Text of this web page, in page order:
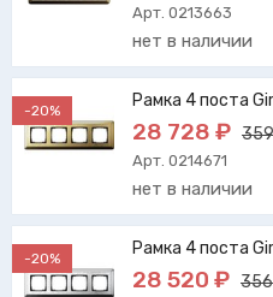
Арт. 0213663
нет в наличии
-20% Рамка 4 поста
28 728 ₽
Арт. 0214671
нет в наличии
-20% Рамка 4 поста
28 520 ₽